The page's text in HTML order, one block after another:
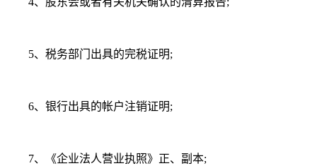
5、税务部门出具的完税证明;
6、银行出具的帐户注销证明;
7、《企业法人营业执照》正、副本;